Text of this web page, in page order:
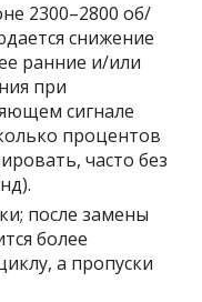
2300–2800 об/
снижение
ранние и/или
при
сигнале
процентов
часто без
после замены
более
а пропуски